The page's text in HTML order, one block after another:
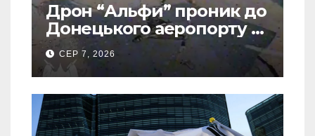
Дрон “Альфи” проник до
Донецького аеропорту та
спалив “Шахед” ще до
запуску
СЕР 7, 2026